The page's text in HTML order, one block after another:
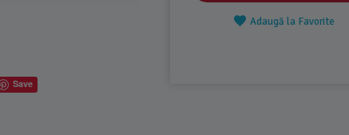
Save
Adaugă la Favorite